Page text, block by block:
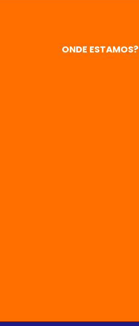
ONDE ESTAMOS?